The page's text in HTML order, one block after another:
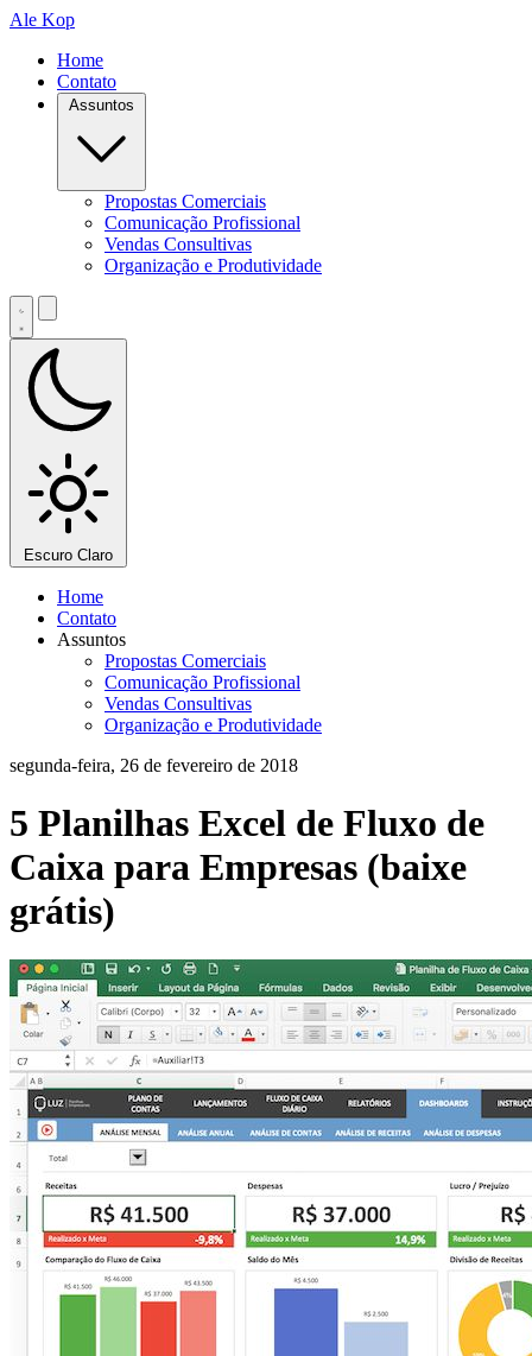
Ale Kop
Home
Contato
Propostas Comerciais
Comunicação Profissional
Vendas Consultivas
Organização e Produtividade
Escuro Claro
Home
Contato
Assuntos
Propostas Comerciais
Comunicação Profissional
Vendas Consultivas
Organização e Produtividade
segunda-feira, 26 de fevereiro de 2018
5 Planilhas Excel de Fluxo de
Caixa para Empresas (baixe
grátis)